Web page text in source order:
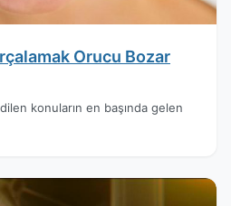
Orucu Bozar
konuların en başında gelen